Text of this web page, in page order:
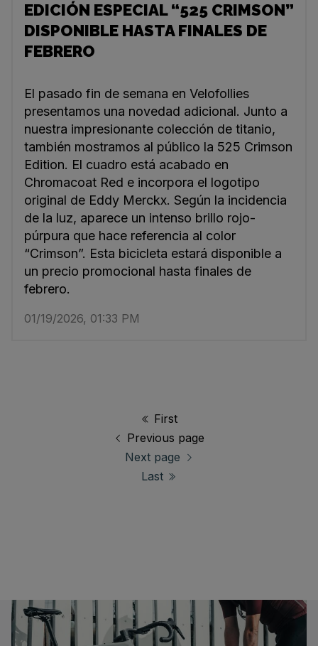
EDICIÓN ESPECIAL “525 CRIMSON”
DISPONIBLE HASTA FINALES DE
FEBRERO
El pasado fin de semana en Velofollies
presentamos una novedad adicional. Junto a
nuestra impresionante colección de titanio,
también mostramos al público la 525 Crimson
Edition. El cuadro está acabado en
Chromacoat Red e incorpora el logotipo
original de Eddy Merckx. Según la incidencia
de la luz, aparece un intenso brillo rojo-
púrpura que hace referencia al color
“Crimson”. Esta bicicleta estará disponible a
un precio promocional hasta finales de
febrero.
01/19/2026, 01:33 PM
First
Previous page
Next page
Last